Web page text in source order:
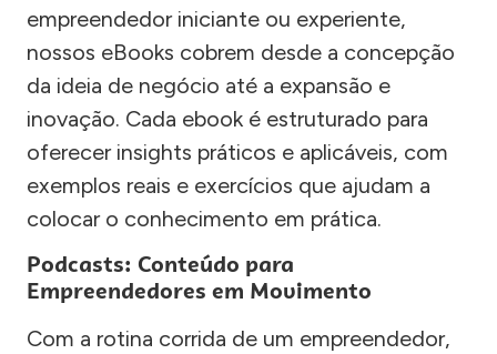
empreendedor iniciante ou experiente,
nossos eBooks cobrem desde a concepção
da ideia de negócio até a expansão e
inovação. Cada ebook é estruturado para
oferecer insights práticos e aplicáveis, com
exemplos reais e exercícios que ajudam a
colocar o conhecimento em prática.
Podcasts: Conteúdo para
Empreendedores em Movimento
Com a rotina corrida de um empreendedor,